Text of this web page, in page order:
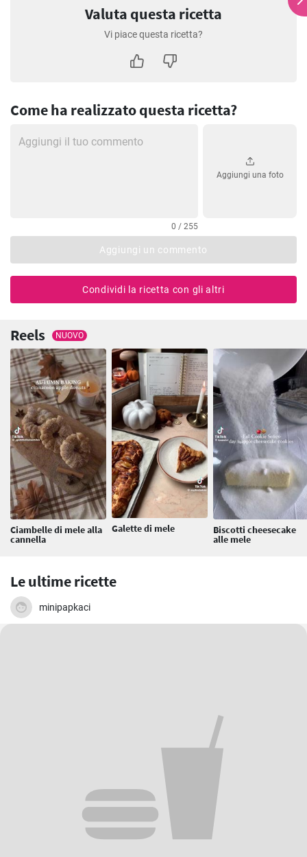
Valuta questa ricetta
Vi piace questa ricetta?
Come ha realizzato questa ricetta?
0 / 255
Aggiungi una foto
Aggiungi un commento
Condividi la ricetta con gli altri
Reels NUOVO
Ciambelle di mele alla
cannella
Galette di mele Biscotti cheesecake
alle mele
Le ultime ricette
minipapkaci